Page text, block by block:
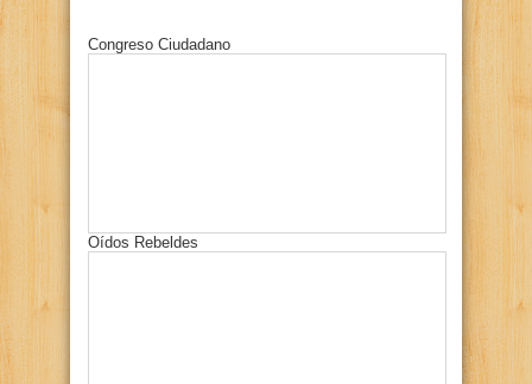
Congreso Ciudadano
Oídos Rebeldes